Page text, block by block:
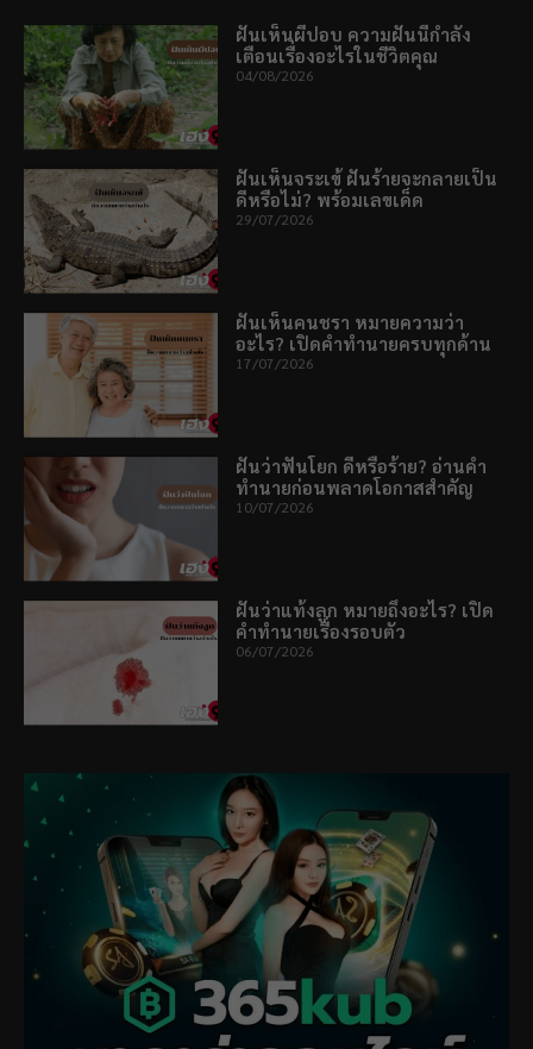
ฝันเห็นผีปอบ ความฝันนี้กำลัง
เตือนเรื่องอะไรในชีวิตคุณ
04/08/2026
ฝันเห็นจระเข้ ฝันร้ายจะกลายเป็น
ดีหรือไม่? พร้อมเลขเด็ด
29/07/2026
ฝันเห็นคนชรา หมายความว่า
อะไร? เปิดคำทำนายครบทุกด้าน
17/07/2026
ฝันว่าฟันโยก ดีหรือร้าย? อ่านคำ
ทำนายก่อนพลาดโอกาสสำคัญ
10/07/2026
ฝันว่าแท้งลูก หมายถึงอะไร? เปิด
คำทำนายเรื่องรอบตัว
06/07/2026